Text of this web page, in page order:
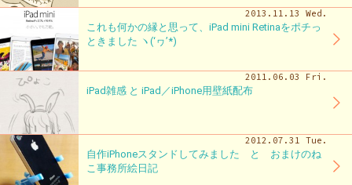
2013.11.13 Wed.
これも何かの縁と思って、iPad mini Retinaをポチっ
ときました ヽ(‘ヮ’*)ゝ
2011.06.03 Fri.
iPad雑感 と iPad／iPhone用壁紙配布
2012.07.31 Tue.
自作iPhoneスタンドしてみました と おまけのね
こ事務所絵日記